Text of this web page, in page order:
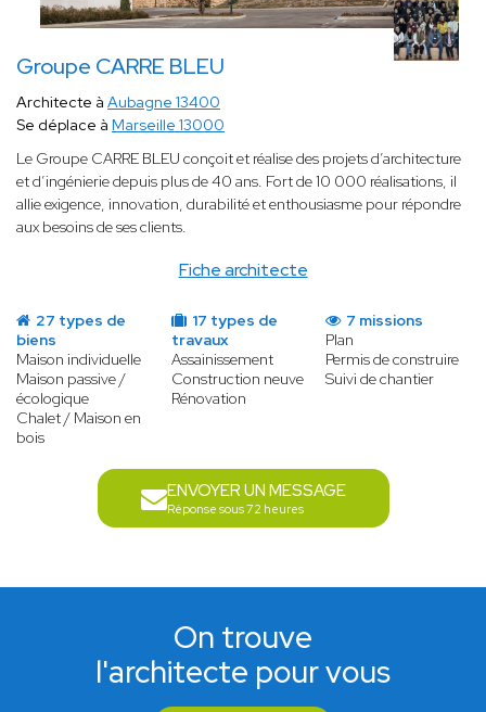
Groupe CARRE BLEU
Fiche architecte
Architecte à Aubagne 13400
Se déplace à Marseille 13000
Le Groupe CARRE BLEU conçoit et réalise des projets d’architecture
et d’ingénierie depuis plus de 40 ans. Fort de 10 000 réalisations, il
allie exigence, innovation, durabilité et enthousiasme pour répondre
aux besoins de ses clients.
27 types de
biens
Maison individuelle
Maison passive /
écologique
Chalet / Maison en
bois
17 types de
travaux
Assainissement
Construction neuve
Rénovation
7 missions
Plan
Permis de construire
Suivi de chantier
ENVOYER UN MESSAGE
Réponse sous 72 heures
On trouve
l'architecte pour vous